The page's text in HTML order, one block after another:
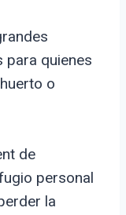
para quienes
o
de
personal
la